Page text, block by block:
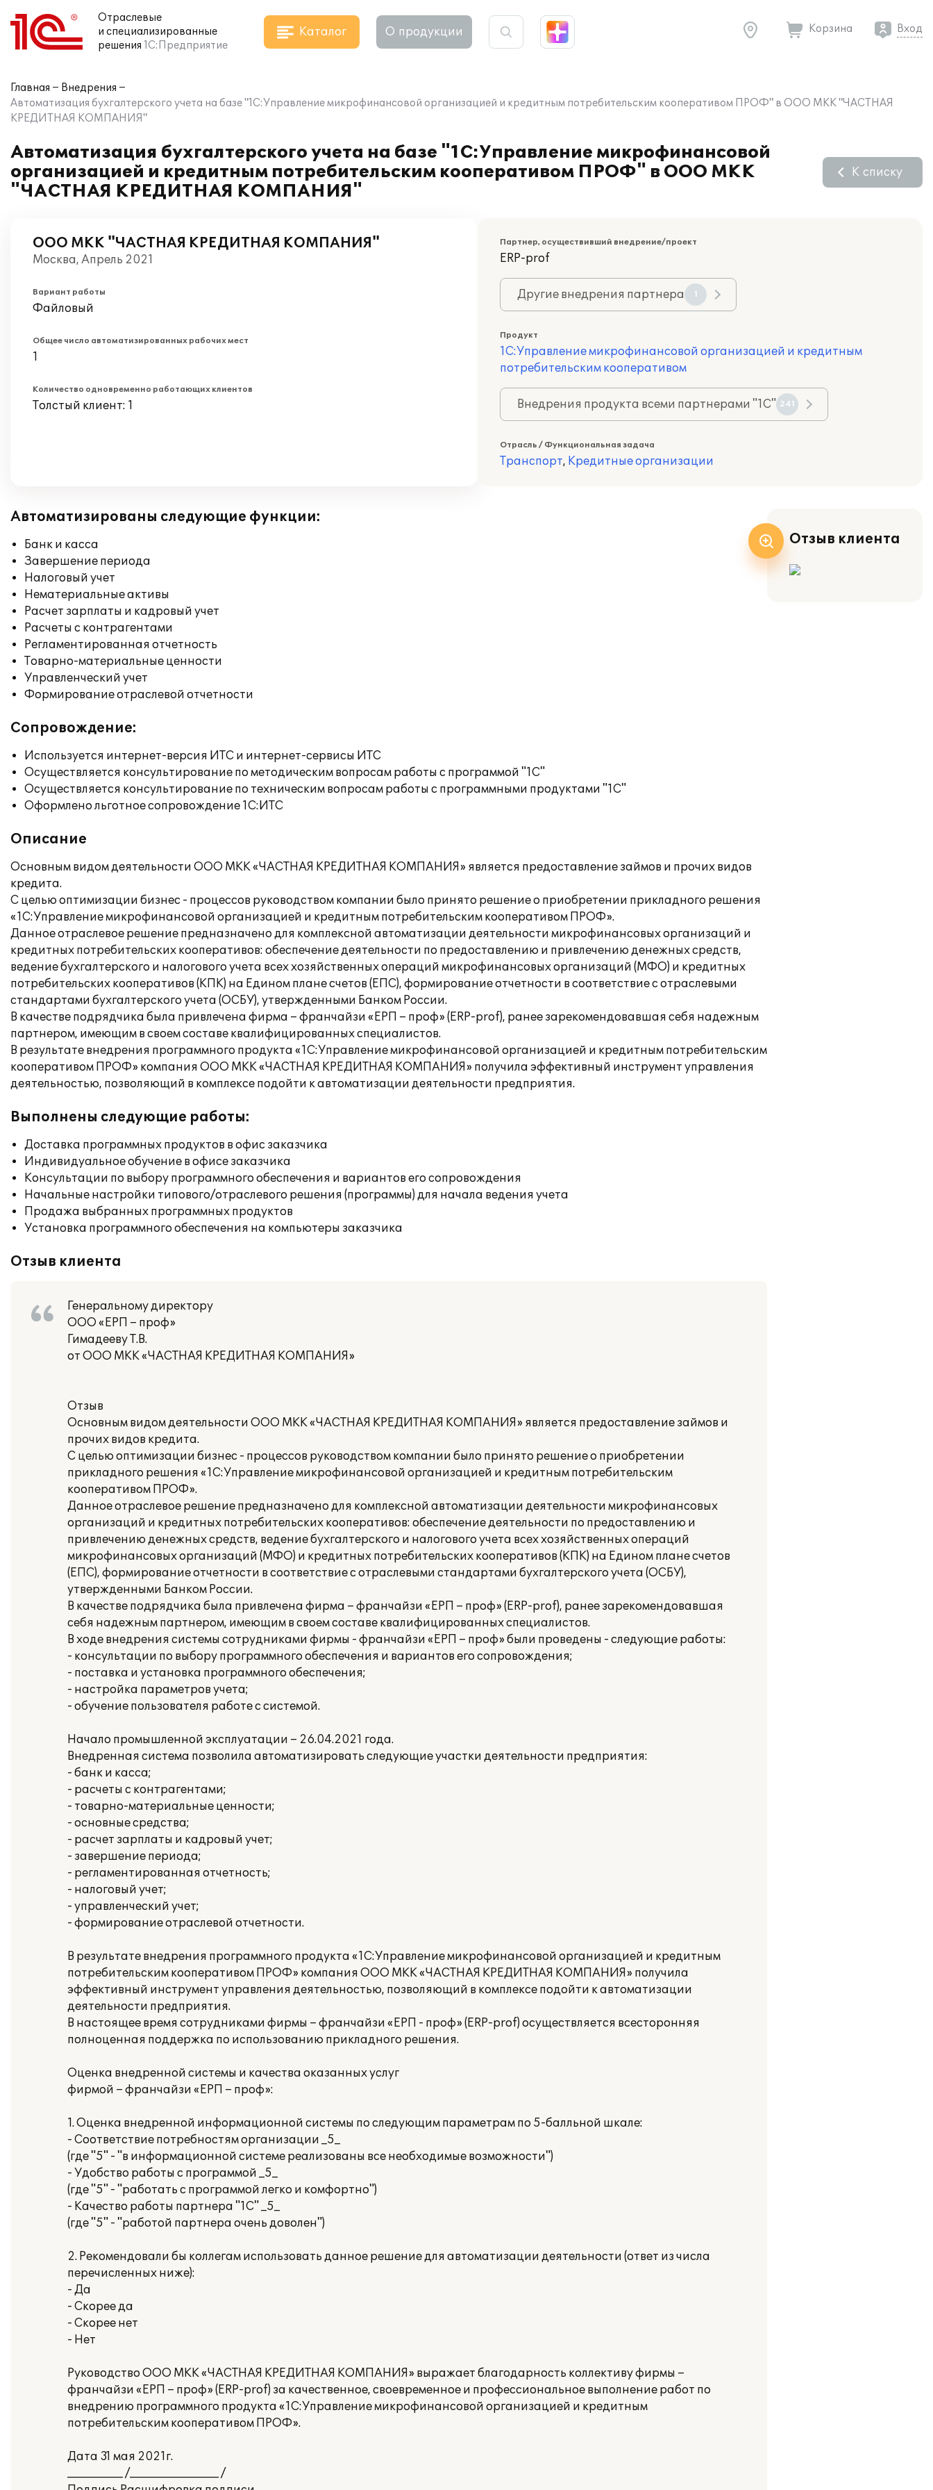
Отраслевые
и специализированные
решения 1С:Предприятие
Каталог О продукции Корзина Вход
Главная
Внедрения
Автоматизация бухгалтерского учета на базе "1С:Управление микрофинансовой организацией и кредитным потребительским кооперативом ПРОФ" в ООО МКК "ЧАСТНАЯ
КРЕДИТНАЯ КОМПАНИЯ"
Автоматизация бухгалтерского учета на базе "1С:Управление микрофинансовой
организацией и кредитным потребительским кооперативом ПРОФ" в ООО МКК
"ЧАСТНАЯ КРЕДИТНАЯ КОМПАНИЯ"
К списку
ООО МКК "ЧАСТНАЯ КРЕДИТНАЯ КОМПАНИЯ"
Москва, Апрель 2021
Вариант работы
Файловый
Общее число автоматизированных рабочих мест
1
Количество одновременно работающих клиентов
Толстый клиент: 1
Партнер, осуществивший внедрение/проект
ERP-prof
Другие внедрения партнера 1
Продукт
1С:Управление микрофинансовой организацией и кредитным
потребительским кооперативом
Внедрения продукта всеми партнерами "1С" 241
Отрасль / Функциональная задача
Транспорт, Кредитные организации
Автоматизированы следующие функции:
Банк и касса
Завершение периода
Налоговый учет
Нематериальные активы
Расчет зарплаты и кадровый учет
Расчеты с контрагентами
Регламентированная отчетность
Товарно-материальные ценности
Управленческий учет
Формирование отраслевой отчетности
Сопровождение:
Используется интернет-версия ИТС и интернет-сервисы ИТС
Осуществляется консультирование по методическим вопросам работы с программой "1С"
Осуществляется консультирование по техническим вопросам работы с программными продуктами "1С"
Оформлено льготное сопровождение 1С:ИТС
Описание
Основным видом деятельности ООО МКК «ЧАСТНАЯ КРЕДИТНАЯ КОМПАНИЯ» является предоставление займов и прочих видов
кредита.
С целью оптимизации бизнес - процессов руководством компании было принято решение о приобретении прикладного решения
«1C:Управление микрофинансовой организацией и кредитным потребительским кооперативом ПРОФ».
Данное отраслевое решение предназначено для комплексной автоматизации деятельности микрофинансовых организаций и
кредитных потребительских кооперативов: обеспечение деятельности по предоставлению и привлечению денежных средств,
ведение бухгалтерского и налогового учета всех хозяйственных операций микрофинансовых организаций (МФО) и кредитных
потребительских кооперативов (КПК) на Едином плане счетов (ЕПС), формирование отчетности в соответствие с отраслевыми
стандартами бухгалтерского учета (ОСБУ), утвержденными Банком России.
В качестве подрядчика была привлечена фирма – франчайзи «ЕРП – проф» (ERP-prof), ранее зарекомендовавшая себя надежным
партнером, имеющим в своем составе квалифицированных специалистов.
В результате внедрения программного продукта «1C:Управление микрофинансовой организацией и кредитным потребительским
кооперативом ПРОФ» компания ООО МКК «ЧАСТНАЯ КРЕДИТНАЯ КОМПАНИЯ» получила эффективный инструмент управления
деятельностью, позволяющий в комплексе подойти к автоматизации деятельности предприятия.
Выполнены следующие работы:
Доставка программных продуктов в офис заказчика
Индивидуальное обучение в офисе заказчика
Консультации по выбору программного обеспечения и вариантов его сопровождения
Начальные настройки типового/отраслевого решения (программы) для начала ведения учета
Продажа выбранных программных продуктов
Установка программного обеспечения на компьютеры заказчика
Отзыв клиента
Генеральному директору
ООО «ЕРП – проф»
Гимадееву Т.В.
от ООО МКК «ЧАСТНАЯ КРЕДИТНАЯ КОМПАНИЯ»
Отзыв
Основным видом деятельности ООО МКК «ЧАСТНАЯ КРЕДИТНАЯ КОМПАНИЯ» является предоставление займов и
прочих видов кредита.
С целью оптимизации бизнес - процессов руководством компании было принято решение о приобретении
прикладного решения «1C:Управление микрофинансовой организацией и кредитным потребительским
кооперативом ПРОФ».
Данное отраслевое решение предназначено для комплексной автоматизации деятельности микрофинансовых
организаций и кредитных потребительских кооперативов: обеспечение деятельности по предоставлению и
привлечению денежных средств, ведение бухгалтерского и налогового учета всех хозяйственных операций
микрофинансовых организаций (МФО) и кредитных потребительских кооперативов (КПК) на Едином плане счетов
(ЕПС), формирование отчетности в соответствие с отраслевыми стандартами бухгалтерского учета (ОСБУ),
утвержденными Банком России.
В качестве подрядчика была привлечена фирма – франчайзи «ЕРП – проф» (ERP-prof), ранее зарекомендовавшая
себя надежным партнером, имеющим в своем составе квалифицированных специалистов.
В ходе внедрения системы сотрудниками фирмы - франчайзи «ЕРП – проф» были проведены - следующие работы:
- консультации по выбору программного обеспечения и вариантов его сопровождения;
- поставка и установка программного обеспечения;
- настройка параметров учета;
- обучение пользователя работе с системой.
Начало промышленной эксплуатации – 26.04.2021 года.
Внедренная система позволила автоматизировать следующие участки деятельности предприятия:
- банк и касса;
- расчеты с контрагентами;
- товарно-материальные ценности;
- основные средства;
- расчет зарплаты и кадровый учет;
- завершение периода;
- регламентированная отчетность;
- налоговый учет;
- управленческий учет;
- формирование отраслевой отчетности.
В результате внедрения программного продукта «1C:Управление микрофинансовой организацией и кредитным
потребительским кооперативом ПРОФ» компания ООО МКК «ЧАСТНАЯ КРЕДИТНАЯ КОМПАНИЯ» получила
эффективный инструмент управления деятельностью, позволяющий в комплексе подойти к автоматизации
деятельности предприятия.
В настоящее время сотрудниками фирмы – франчайзи «ЕРП - проф» (ERP-prof) осуществляется всесторонняя
полноценная поддержка по использованию прикладного решения.
Оценка внедренной системы и качества оказанных услуг
фирмой – франчайзи «ЕРП – проф»:
1. Оценка внедренной информационной системы по следующим параметрам по 5-балльной шкале:
- Соответствие потребностям организации _5_
(где "5" - "в информационной системе реализованы все необходимые возможности")
- Удобство работы с программой _5_
(где "5" - "работать с программой легко и комфортно")
- Качество работы партнера "1С" _5_
(где "5" - "работой партнера очень доволен")
2. Рекомендовали бы коллегам использовать данное решение для автоматизации деятельности (ответ из числа
перечисленных ниже):
- Да
- Скорее да
- Скорее нет
- Нет
Руководство ООО МКК «ЧАСТНАЯ КРЕДИТНАЯ КОМПАНИЯ» выражает благодарность коллективу фирмы –
франчайзи «ЕРП – проф» (ERP-prof) за качественное, своевременное и профессиональное выполнение работ по
внедрению программного продукта «1C:Управление микрофинансовой организацией и кредитным
потребительским кооперативом ПРОФ».
Дата 31 мая 2021г.
__________ /________________ /
Отзыв клиента